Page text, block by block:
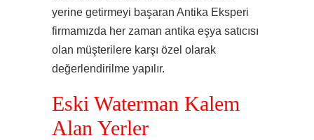
yerine getirmeyi başaran Antika Eksperi
firmamızda her zaman antika eşya satıcısı
olan müşterilere karşı özel olarak
değerlendirilme yapılır.
Eski Waterman Kalem
Alan Yerler